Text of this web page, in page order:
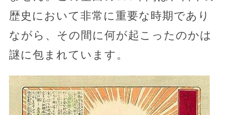
歴史において非常に重要な時期であり
ながら、その間に何が起こったのかは
謎に包まれています。